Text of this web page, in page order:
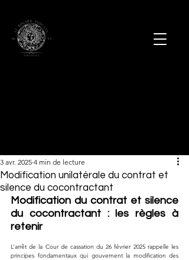
Modification unilatérale du contrat et
silence du cocontractant
3 avr. 2025 4 min de lecture
Modification du contrat et silence
du cocontractant : les règles à
retenir
L’arrêt de la Cour de cassation du 26 février 2025 rappelle les
principes fondamentaux qui gouvernent la modification des